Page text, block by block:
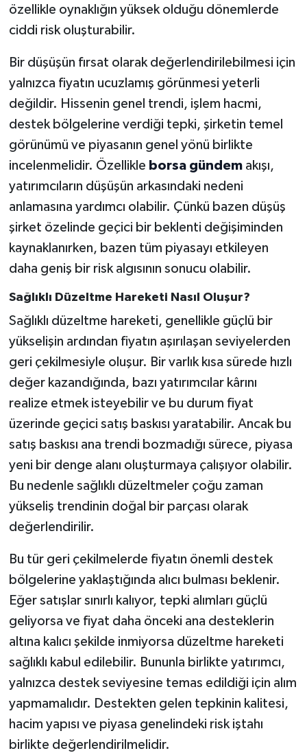
özellikle oynaklığın yüksek olduğu dönemlerde
ciddi risk oluşturabilir.
Bir düşüşün fırsat olarak değerlendirilebilmesi için
yalnızca fiyatın ucuzlamış görünmesi yeterli
değildir. Hissenin genel trendi, işlem hacmi,
destek bölgelerine verdiği tepki, şirketin temel
görünümü ve piyasanın genel yönü birlikte
incelenmelidir. Özellikle borsa gündemakışı,
yatırımcıların düşüşün arkasındaki nedeni
anlamasına yardımcı olabilir. Çünkü bazen düşüş
şirket özelinde geçici bir beklenti değişiminden
kaynaklanırken, bazen tüm piyasayı etkileyen
daha geniş bir risk algısının sonucu olabilir.
Sağlıklı Düzeltme Hareketi Nasıl Oluşur?
Sağlıklı düzeltme hareketi, genellikle güçlü bir
yükselişin ardından fiyatın aşırılaşan seviyelerden
geri çekilmesiyle oluşur. Bir varlık kısa sürede hızlı
değer kazandığında, bazı yatırımcılar kârını
realize etmek isteyebilir ve bu durum fiyat
üzerinde geçici satış baskısı yaratabilir. Ancak bu
satış baskısı ana trendi bozmadığı sürece, piyasa
yeni bir denge alanı oluşturmaya çalışıyor olabilir.
Bu nedenle sağlıklı düzeltmeler çoğu zaman
yükseliş trendinin doğal bir parçası olarak
değerlendirilir.
Bu tür geri çekilmelerde fiyatın önemli destek
bölgelerine yaklaştığında alıcı bulması beklenir.
Eğer satışlar sınırlı kalıyor, tepki alımları güçlü
geliyorsa ve fiyat daha önceki ana desteklerin
altına kalıcı şekilde inmiyorsa düzeltme hareketi
sağlıklı kabul edilebilir. Bununla birlikte yatırımcı,
yalnızca destek seviyesine temas edildiği için alım
yapmamalıdır. Destekten gelen tepkinin kalitesi,
hacim yapısı ve piyasa genelindeki risk iştahı
birlikte değerlendirilmelidir.